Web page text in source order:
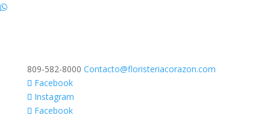
809-582-8000 Contacto@floristeriacorazon.com
Facebook
Instagram
Facebook